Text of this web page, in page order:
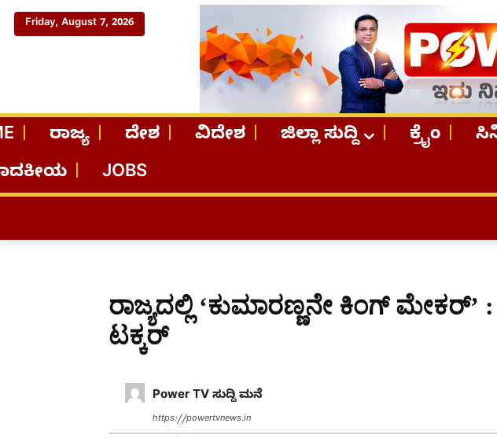
Friday, August 7, 2026
ರಾಜ್ಯ ದೇಶ ವಿದೇಶ ಜಿಲ್ಲಾ ಸುದ್ದಿ ಕ್ರೈಂ
JOBS
TOP
ರಾಜ್ಯದಲ್ಲಿ ‘ಕುಮಾರಣ್ಣನೇ ಕಿಂಗ್ ಮೇಕರ್’
ಟಕ್ಕರ್
Power TV ಸುದ್ದಿ ಮನೆ
https://powertvnews.in